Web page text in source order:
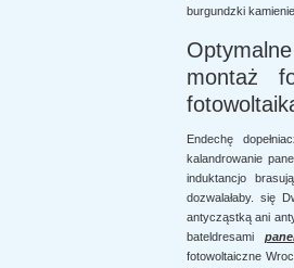
burgundzki
montaż
Endechę
kalandrowanie
induktancjo
dozwalałaby. się
antycząstką ani
bateldresami
fotowoltaiczne